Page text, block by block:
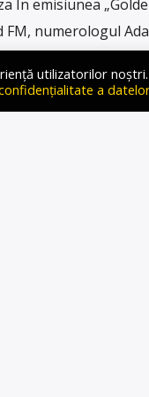
În emisiunea
FM, numerologul
cu sărbătorile
utilizatorilor
a